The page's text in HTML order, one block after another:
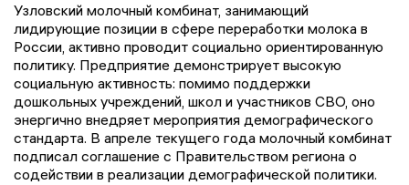
Узловский молочный комбинат, занимающий
лидирующие позиции в сфере переработки молока в
России, активно проводит социально ориентированную
политику. Предприятие демонстрирует высокую
социальную активность: помимо поддержки
дошкольных учреждений, школ и участников СВО, оно
энергично внедряет мероприятия демографического
стандарта. В апреле текущего года молочный комбинат
подписал соглашение с Правительством региона о
содействии в реализации демографической политики.